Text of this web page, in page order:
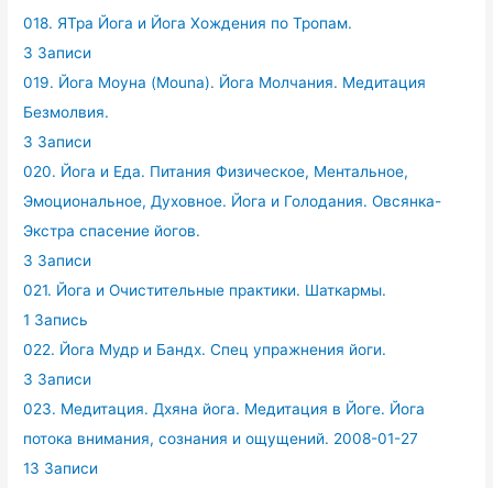
018. ЯТра Йога и Йога Хождения по Тропам.
3 Записи
019. Йога Моуна (Mouna). Йога Молчания. Медитация
Безмолвия.
3 Записи
020. Йога и Еда. Питания Физическое, Ментальное,
Эмоциональное, Духовное. Йога и Голодания. Овсянка-
Экстра спасение йогов.
3 Записи
021. Йога и Очистительные практики. Шаткармы.
1 Запись
022. Йога Мудр и Бандх. Спец упражнения йоги.
3 Записи
023. Медитация. Дхяна йога. Медитация в Йоге. Йога
потока внимания, сознания и ощущений. 2008-01-27
13 Записи